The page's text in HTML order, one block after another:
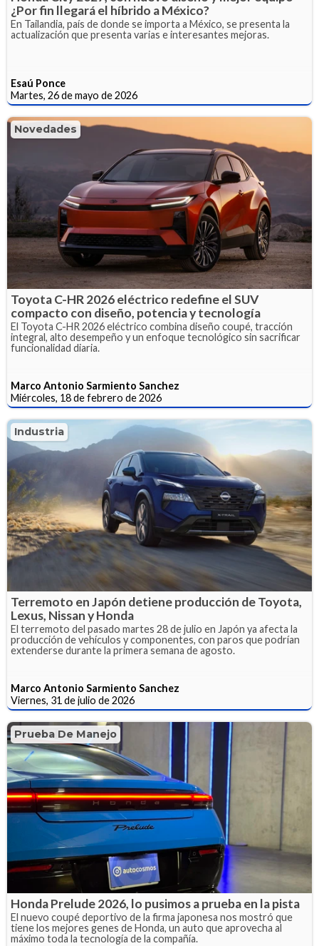
¿Por fin llegará el híbrido a México?
En Tailandia, país de donde se importa a México, se presenta la
actualización que presenta varias e interesantes mejoras.
Esaú Ponce
Martes, 26 de mayo de 2026
Novedades
Toyota C-HR 2026 eléctrico redefine el SUV
compacto con diseño, potencia y tecnología
El Toyota C-HR 2026 eléctrico combina diseño coupé, tracción
integral, alto desempeño y un enfoque tecnológico sin sacrificar
funcionalidad diaria.
Marco Antonio Sarmiento Sanchez
Miércoles, 18 de febrero de 2026
Industria
Terremoto en Japón detiene producción de Toyota,
Lexus, Nissan y Honda
El terremoto del pasado martes 28 de julio en Japón ya afecta la
producción de vehículos y componentes, con paros que podrían
extenderse durante la primera semana de agosto.
Marco Antonio Sarmiento Sanchez
Viernes, 31 de julio de 2026
Prueba De Manejo
Honda Prelude 2026, lo pusimos a prueba en la pista
El nuevo coupé deportivo de la firma japonesa nos mostró que
tiene los mejores genes de Honda, un auto que aprovecha al
máximo toda la tecnología de la compañía.